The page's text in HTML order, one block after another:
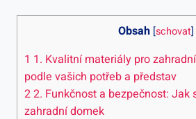
Obsah [schovat]
1 1. Kvalitní materiály pro
podle vašich potřeb a představ
22. Funkčnost a bezpečnost: Jak
zahradní domek